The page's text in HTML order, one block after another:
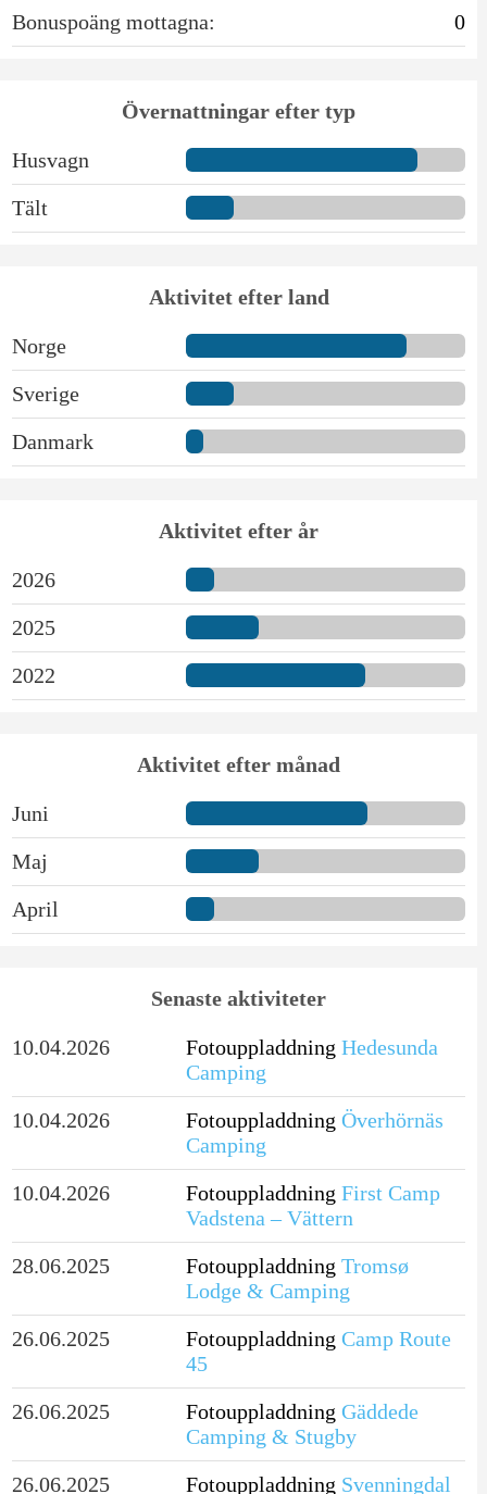
Bonuspoäng mottagna:
0
Övernattningar efter typ
Husvagn
Tält
Aktivitet efter land
Norge
Sverige
Danmark
Aktivitet efter år
2026
2025
2022
Aktivitet efter månad
Juni
Maj
April
Senaste aktiviteter
10.04.2026 Fotouppladdning Hedesunda
Camping
10.04.2026
Fotouppladdning Överhörnäs
Camping
10.04.2026
Fotouppladdning First Camp
Vadstena – Vättern
28.06.2025
Fotouppladdning Tromsø
Lodge & Camping
26.06.2025
Fotouppladdning Camp Route
45
26.06.2025
Fotouppladdning Gäddede
Camping & Stugby
26.06.2025
Fotouppladdning Svenningdal